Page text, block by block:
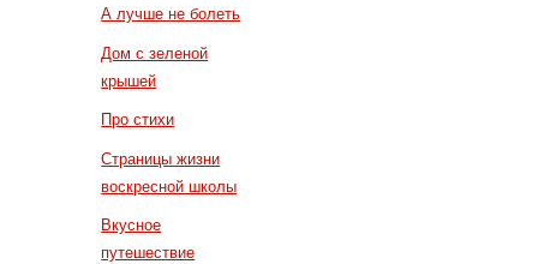
А лучше не болеть
Дом с зеленой
крышей
Про стихи
Страницы жизни
воскресной школы
Вкусное
путешествие